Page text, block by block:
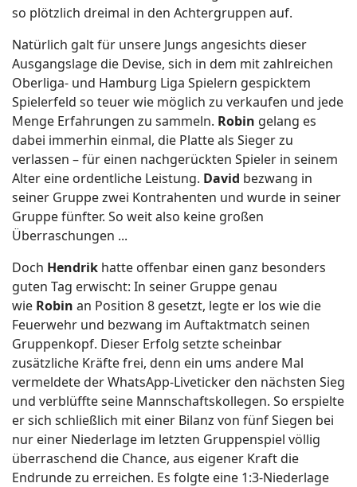
so plötzlich dreimal in den Achtergruppen auf.
Natürlich galt für unsere Jungs angesichts dieser
Ausgangslage die Devise, sich in dem mit zahlreichen
Oberliga- und Hamburg Liga Spielern gespicktem
Spielerfeld so teuer wie möglich zu verkaufen und jede
Menge Erfahrungen zu sammeln. Robin gelang es
dabei immerhin einmal, die Platte als Sieger zu
verlassen – für einen nachgerückten Spieler in seinem
Alter eine ordentliche Leistung. David bezwang in
seiner Gruppe zwei Kontrahenten und wurde in seiner
Gruppe fünfter. So weit also keine großen
Überraschungen ...
Doch Hendrik hatte offenbar einen ganz besonders
guten Tag erwischt: In seiner Gruppe genau
wie Robin an Position 8 gesetzt, legte er los wie die
Feuerwehr und bezwang im Auftaktmatch seinen
Gruppenkopf. Dieser Erfolg setzte scheinbar
zusätzliche Kräfte frei, denn ein ums andere Mal
vermeldete der WhatsApp-Liveticker den nächsten Sieg
und verblüffte seine Mannschaftskollegen. So erspielte
er sich schließlich mit einer Bilanz von fünf Siegen bei
nur einer Niederlage im letzten Gruppenspiel völlig
überraschend die Chance, aus eigener Kraft die
Endrunde zu erreichen. Es folgte eine 1:3-Niederlage